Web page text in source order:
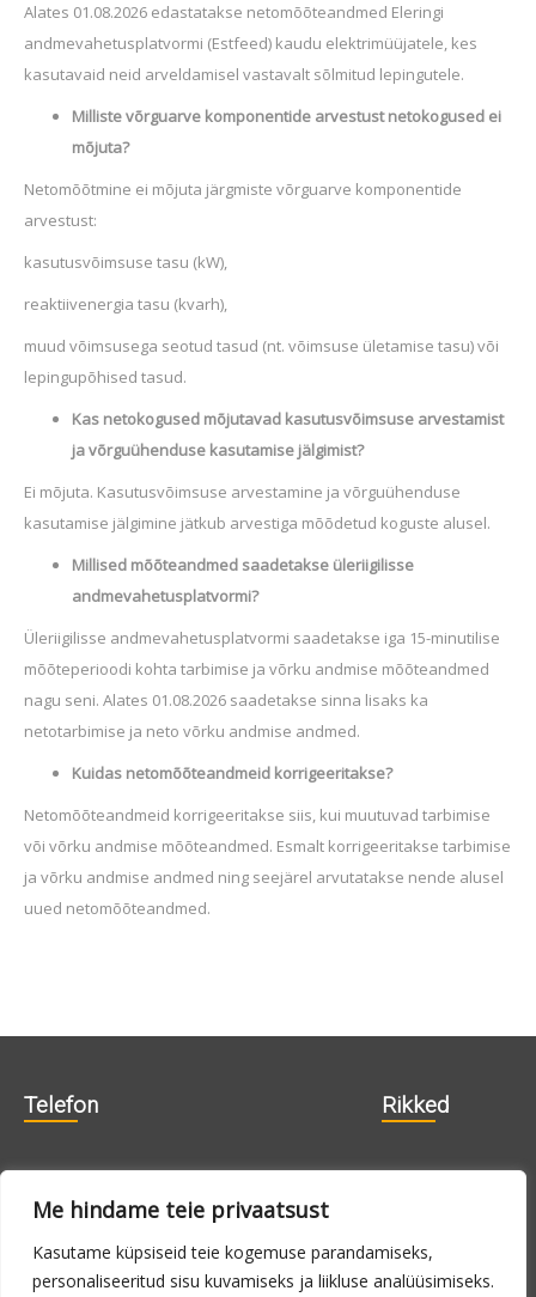
Me hindame teie privaatsust
Kasutame küpsiseid teie kogemuse parandamiseks,
personaliseeritud sisu kuvamiseks ja liikluse analüüsimiseks.
Alates 01.08.2026 edastatakse netomõõteandmed Eleringi
andmevahetusplatvormi (Estfeed) kaudu elektrimüüjatele, kes
kasutavaid neid arveldamisel vastavalt sõlmitud lepingutele.
Milliste võrguarve komponentide arvestust netokogused ei
mõjuta?
Netomõõtmine ei mõjuta järgmiste võrguarve komponentide
arvestust:
kasutusvõimsuse tasu (kW),
reaktiivenergia tasu (kvarh),
muud võimsusega seotud tasud (nt. võimsuse ületamise tasu) või
lepingupõhised tasud.
Kas netokogused mõjutavad kasutusvõimsuse arvestamist
ja võrguühenduse kasutamise jälgimist?
Ei mõjuta. Kasutusvõimsuse arvestamine ja võrguühenduse
kasutamise jälgimine jätkub arvestiga mõõdetud koguste alusel.
Millised mõõteandmed saadetakse üleriigilisse
andmevahetusplatvormi?
Üleriigilisse andmevahetusplatvormi saadetakse iga 15-minutilise
mõõteperioodi kohta tarbimise ja võrku andmise mõõteandmed
nagu seni. Alates 01.08.2026 saadetakse sinna lisaks ka
netotarbimise ja neto võrku andmise andmed.
Kuidas netomõõteandmeid korrigeeritakse?
Netomõõteandmeid korrigeeritakse siis, kui muutuvad tarbimise
või võrku andmise mõõteandmed. Esmalt korrigeeritakse tarbimise
ja võrku andmise andmed ning seejärel arvutatakse nende alusel
uued netomõõteandmed.
Telefon Rikked
715 0180